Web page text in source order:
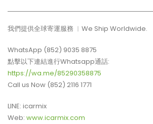
我們提供全球寄運服務 ︳We Ship Worldwide.
WhatsApp (852) 9035 8875
點擊以下連結進行Whatsapp通話:
https://wa.me/85290358875
Call us Now (852) 2116 1771
LINE: icarmix
Web: www.icarmix.com